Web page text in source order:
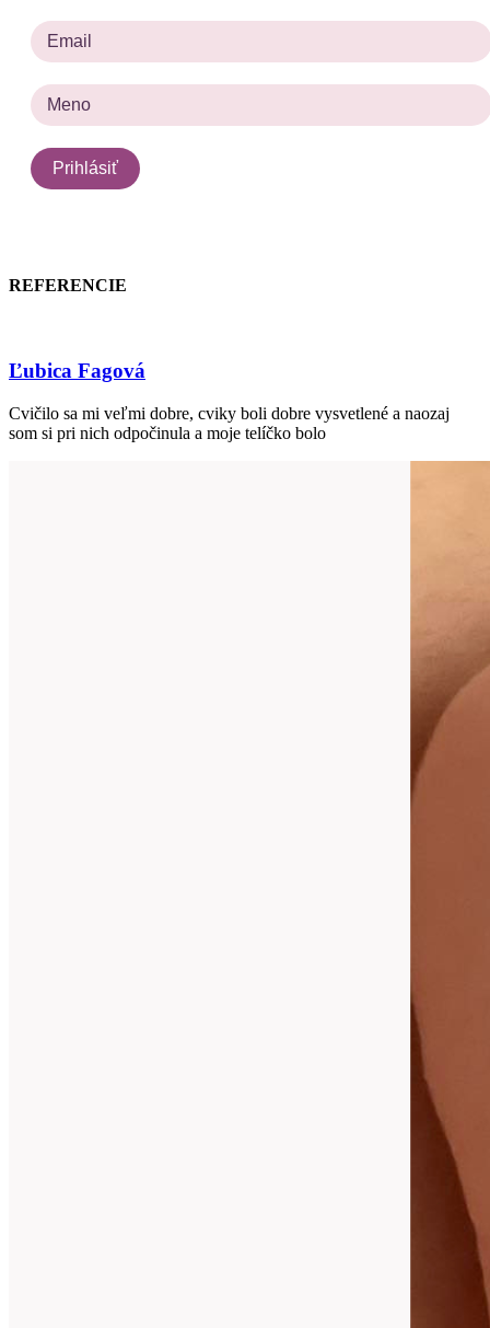
REFERENCIE
Ľubica Fagová
Cvičilo sa mi veľmi dobre, cviky boli dobre vysvetlené a naozaj
som si pri nich odpočinula a moje telíčko bolo